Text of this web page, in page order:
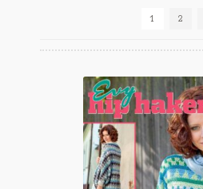
1 2